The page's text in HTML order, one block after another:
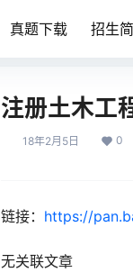
真题下载 招生
注册土木工
18年2月5日 0
链接： https://
无关联文章